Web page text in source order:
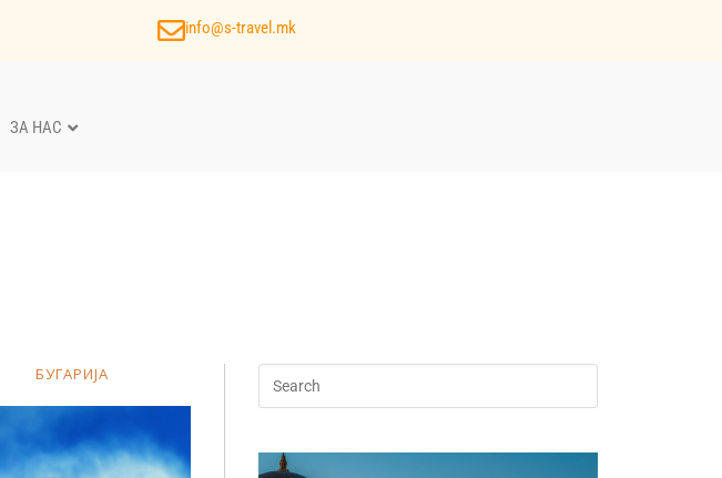
info@s-travel.mk
ЗА НАС
БУГАРИЈА